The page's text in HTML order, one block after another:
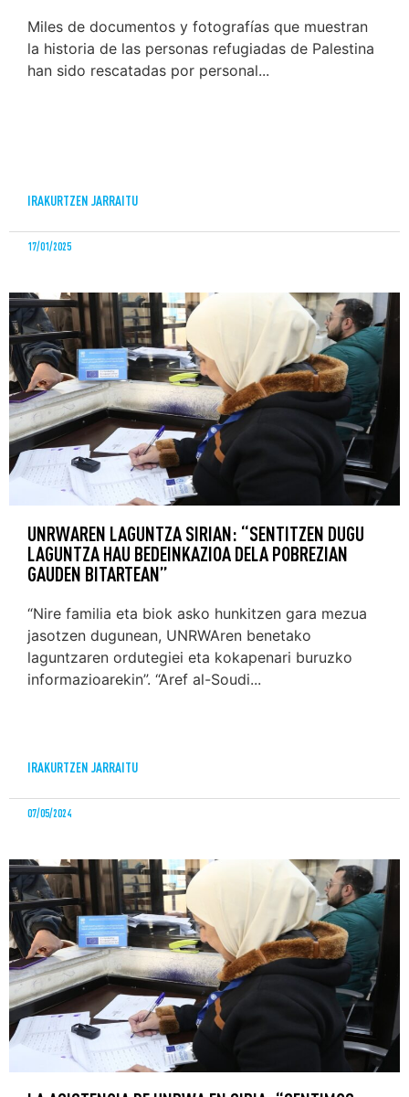
Miles de documentos y fotografías que muestran
la historia de las personas refugiadas de Palestina
han sido rescatadas por personal...
IRAKURTZEN JARRAITU
17/01/2025
UNRWAREN LAGUNTZA SIRIAN: “SENTITZEN DUGU
LAGUNTZA HAU BEDEINKAZIOA DELA POBREZIAN
GAUDEN BITARTEAN”
“Nire familia eta biok asko hunkitzen gara mezua
jasotzen dugunean, UNRWAren benetako
laguntzaren ordutegiei eta kokapenari buruzko
informazioarekin”. “Aref al-Soudi...
IRAKURTZEN JARRAITU
07/05/2024